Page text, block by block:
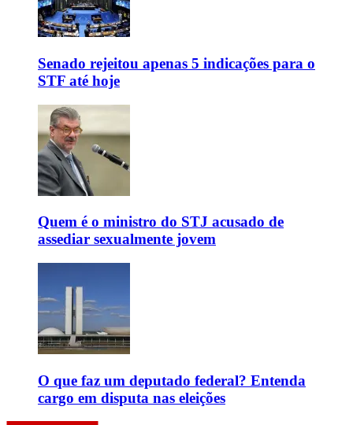
Senado rejeitou apenas 5 indicações para o
STF até hoje
Quem é o ministro do STJ acusado de
assediar sexualmente jovem
O que faz um deputado federal? Entenda
cargo em disputa nas eleições